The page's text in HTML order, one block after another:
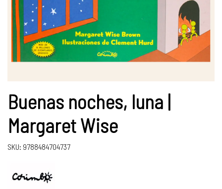
Buenas noches, luna |
Margaret Wise
SKU: 9788484704737